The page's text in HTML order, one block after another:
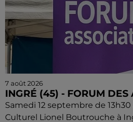
7 août 2026
INGRÉ (45) - FORUM DES
Samedi 12 septembre de 13h30
Culturel Lionel Boutrouche à